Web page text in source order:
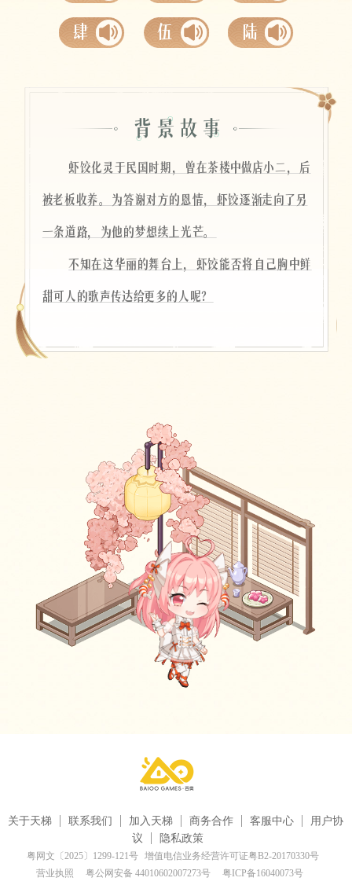
肆
伍 陆
虾饺化灵于民国时期，曾在茶楼中做店小二，后
被老板收养。为答谢对方的恩情，虾饺逐渐走向了另
一条道路，为他的梦想续上光芒。
不知在这华丽的舞台上，虾饺能否将自己胸中鲜
甜可人的歌声传达给更多的人呢？
关于天梯 联系我们 加入天梯 商务合作 客服中心
用户协
议
隐私政策
粤网文〔2025〕1299-121号 增值电信业务经营许可证粤B2-20170330号
营业执照
粤公网安备 44010602007273号 粤ICP备16040073号